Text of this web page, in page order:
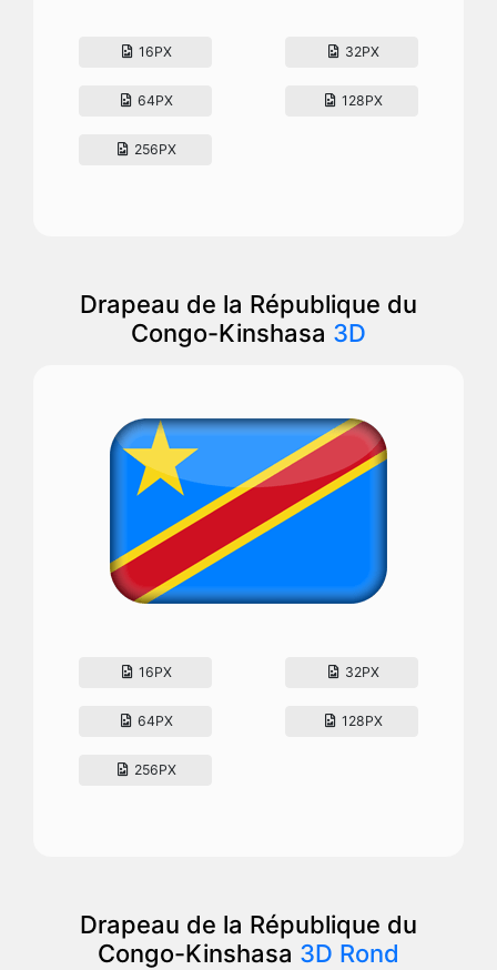
16PX 32PX
64PX 128PX
256PX
Drapeau de la République du
Congo-Kinshasa 3D
16PX 32PX
64PX 128PX
256PX
Drapeau de la République du
Congo-Kinshasa 3D Rond